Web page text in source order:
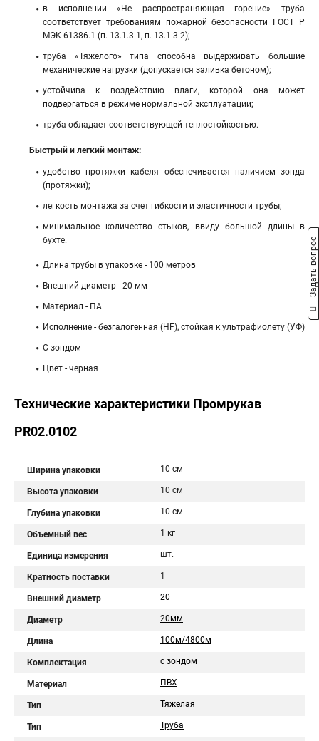
в исполнении «Не распространяющая горение» труба
соответствует требованиям пожарной безопасности ГОСТ Р
МЭК 61386.1 (п. 13.1.3.1, п. 13.1.3.2);
труба «Тяжелого» типа способна выдерживать большие
механические нагрузки (допускается заливка бетоном);
устойчива к воздействию влаги, которой она может
подвергаться в режиме нормальной эксплуатации;
труба обладает соответствующей теплостойкостью.
Быстрый и легкий монтаж:
удобство протяжки кабеля обеспечивается наличием зонда
(протяжки);
легкость монтажа за счет гибкости и эластичности трубы;
минимальное количество стыков, ввиду большой длины в
бухте.
Длина трубы в упаковке - 100 метров
Внешний диаметр - 20 мм
Материал - ПА
Исполнение - безгалогенная (HF), стойкая к ультрафиолету (УФ)
С зондом
Цвет - черная
Технические характеристики Промрукав
PR02.0102
Ширина упаковки 10 см
Высота упаковки 10 см
Глубина упаковки 10 см
Объемный вес 1 кг
Единица измерения шт.
Кратность поставки 1
Внешний диаметр 20
Диаметр 20мм
Длина 100м/4800м
Комплектация с зондом
Материал ПВХ
Тип Тяжелая
Тип Труба
Задать вопрос